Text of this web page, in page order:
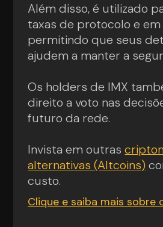
Além disso, é utilizado
taxas de protocolo e em
permitindo que seus
ajudem a manter a
Os holders de IMX
direito a voto nas
futuro da rede.
Invista em outras
alternativas (Altcoins)
custo.
Clique e saiba mais sobre